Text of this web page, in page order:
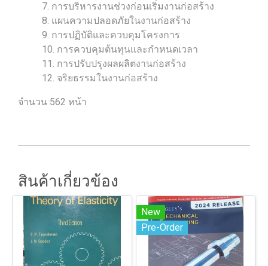
7. การบริหารงานช่วงก่อนเริ่มงานก่อสร้าง
8. แผนความปลอดภัยในงานก่อสร้าง
9. การปฏิบัติและควบคุมโครงการ
10. การควบคุมต้นทุนและกำหนดเวลา
11. การปรับปรุงผลผลิตงานก่อสร้าง
12. จริยธรรมในงานก่อสร้าง
จำนวน 562 หน้า
สินค้าเกี่ยวข้อง
New
Pre-Order